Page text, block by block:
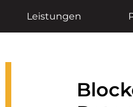
Leistungen